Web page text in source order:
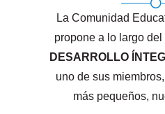
La Comunidad
propone a lo largo del
DESARROLLO
uno de sus
más pequeños,